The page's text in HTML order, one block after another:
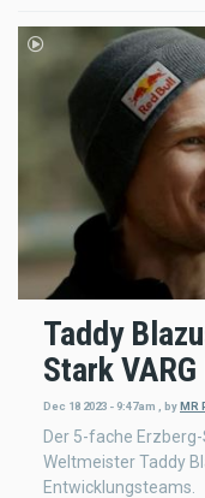
Taddy
Stark
Dec 18 2023 - 9:47am byMR
Der 5-fache
Weltmeister Taddy
Entwicklungsteams.